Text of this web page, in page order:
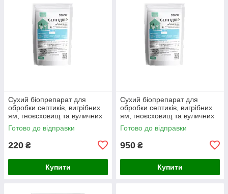
Сухий біопрепарат для
обробки септиків, вигрібних
ям, гноєсховищ та вуличних
туалетів “СЕПТІДВІР” 100 гр.
Готово до відправки
220 ₴
Купити
Сухий біопрепарат для
обробки септиків, вигрібних
ям, гноєсховищ та вуличних
туалетів “СЕПТІДВІР” 1 кг
Готово до відправки
950 ₴
Купити